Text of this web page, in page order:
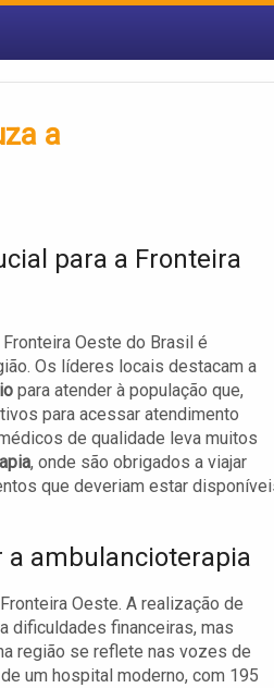
a
para a Fronteira
Oeste do Brasil é
Os líderes locais destacam a
para atender à população que,
para acessar atendimento
de qualidade leva muitos
, onde são obrigados a viajar
que deveriam estar
a ambulancioterapia
Oeste. A realização de
dificuldades financeiras, mas
região se reflete nas vozes de
um hospital moderno, com 195